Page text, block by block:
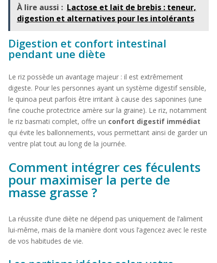
À lire aussi : Lactose et lait de brebis : teneur,
digestion et alternatives pour les intolérants
Digestion et confort intestinal
pendant une diète
Le riz possède un avantage majeur : il est extrêmement
digeste. Pour les personnes ayant un système digestif sensible,
le quinoa peut parfois être irritant à cause des saponines (une
fine couche protectrice amère sur la graine). Le riz, notamment
le riz basmati complet, offre un confort digestif immédiat
qui évite les ballonnements, vous permettant ainsi de garder un
ventre plat tout au long de la journée.
Comment intégrer ces féculents
pour maximiser la perte de
masse grasse ?
La réussite d’une diète ne dépend pas uniquement de l’aliment
lui-même, mais de la manière dont vous l’agencez avec le reste
de vos habitudes de vie.